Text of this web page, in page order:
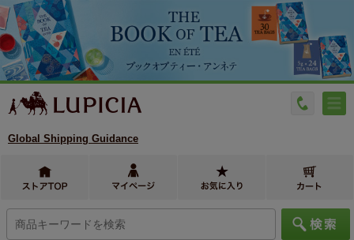
Global Shipping Guidance